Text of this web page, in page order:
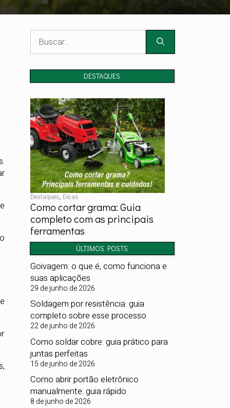
por:
DESTAQUES
Como cortar grama: Guia
completo com as principais
ferramentas
Destaques, Dicas
ÚLTIMOS POSTS
Goivagem: o que é, como funciona e
suas aplicações
29 de junho de 2026
Soldagem por resistência: guia
completo sobre esse processo
22 de junho de 2026
Como soldar cobre: guia prático para
juntas perfeitas
15 de junho de 2026
Como abrir portão eletrônico
manualmente: guia rápido
8 de junho de 2026